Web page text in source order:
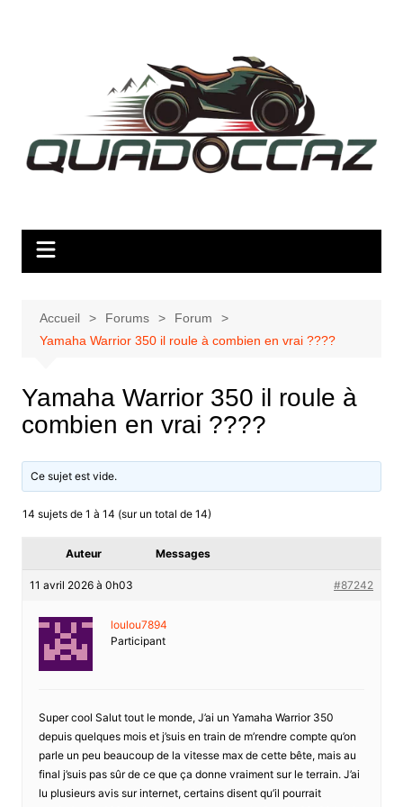
Accueil Forums
Forum
Yamaha Warrior 350 il roule à combien en vrai ????
Yamaha Warrior 350 il roule à
combien en vrai ????
Ce sujet est vide.
14 sujets de 1 à 14 (sur un total de 14)
Auteur Messages
11 avril 2026 à 0h03 #87242
loulou7894
Participant
Super cool Salut tout le monde, J’ai un Yamaha Warrior 350
depuis quelques mois et j’suis en train de m’rendre compte qu’on
parle un peu beaucoup de la vitesse max de cette bête, mais au
final j’suis pas sûr de ce que ça donne vraiment sur le terrain. J’ai
lu plusieurs avis sur internet, certains disent qu’il pourrait